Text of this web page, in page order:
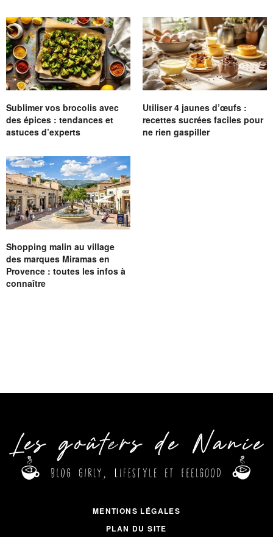
Sublimer vos brocolis avec
des épices : tendances et
astuces d’experts
Utiliser 4 jaunes d’œufs :
recettes sucrées faciles pour
ne rien gaspiller
Shopping malin au village
des marques Miramas en
Provence : toutes les infos à
connaître
MENTIONS LÉGALES
PLAN DU SITE